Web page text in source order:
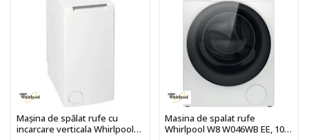
Maşina de spălat rufe cu
incarcare verticala Whirlpool
Masina de spalat rufe
Whirlpool W8 W046WB EE, 10